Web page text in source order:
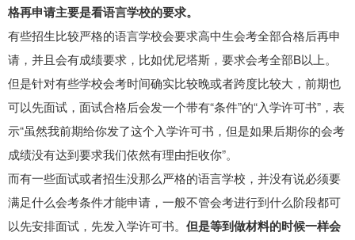
格再申请主要是看语言学校的要求。
有些招生比较严格的语言学校会要求高中生会考全部合格后再申
请，并且会有成绩要求，比如优尼塔斯，要求会考全部B以上。
但是针对有些学校会考时间确实比较晚或者跨度比较大，前期也
可以先面试，面试合格后会发一个带有“条件”的“入学许可书”，表
示“虽然我前期给你发了这个入学许可书，但是如果后期你的会考
成绩没有达到要求我们依然有理由拒收你”。
而有一些面试或者招生没那么严格的语言学校，并没有说必须要
满足什么会考条件才能申请，一般不管会考进行到什么阶段都可
以先安排面试，先发入学许可书。 但是等到做材料的时候一样会